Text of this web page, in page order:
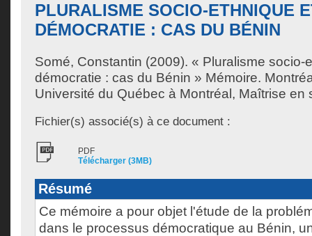
PLURALISME SOCIO-ETHNIQUE
DÉMOCRATIE : CAS DU BÉNIN
Somé, Constantin (2009). « Pluralisme socio-
démocratie : cas du Bénin » Mémoire.
Université du Québec à Montréal, Maîtrise en
Fichier(s) associé(s) à ce document :
PDF
Télécharger (3MB)
Résumé
Ce mémoire a pour objet l'étude de la
dans le processus démocratique au Bénin,